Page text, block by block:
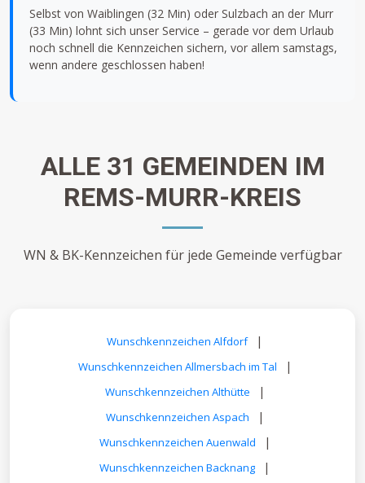
Selbst von Waiblingen (32 Min) oder Sulzbach an der Murr
(33 Min) lohnt sich unser Service – gerade vor dem Urlaub
noch schnell die Kennzeichen sichern, vor allem samstags,
wenn andere geschlossen haben!
ALLE 31 GEMEINDEN IM
REMS-MURR-KREIS
WN & BK-Kennzeichen für jede Gemeinde verfügbar
Wunschkennzeichen Alfdorf |
Wunschkennzeichen Allmersbach im Tal |
Wunschkennzeichen Althütte |
Wunschkennzeichen Aspach |
Wunschkennzeichen Auenwald |
Wunschkennzeichen Backnang |